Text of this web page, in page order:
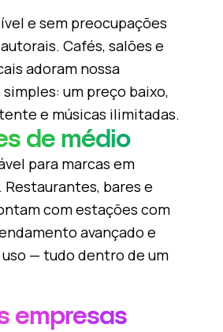
e sem preocupações
Cafés, salões e
adoram nossa
um preço baixo,
e músicas ilimitadas.
de médio
para marcas em
bares e
com estações com
avançado e
— tudo dentro de um
empresas